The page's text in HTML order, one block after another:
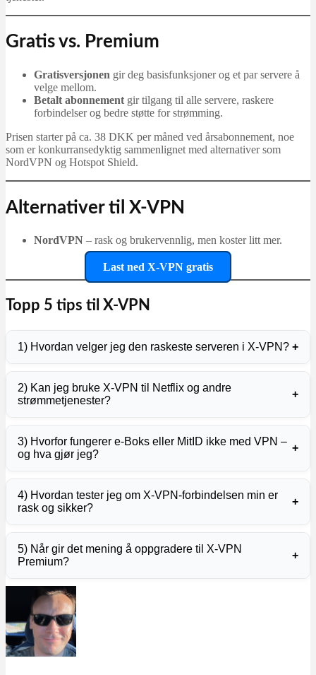
Gratis vs. Premium
Gratisversjonen gir deg basisfunksjoner og et par servere å
velge mellom.
Betalt abonnement gir tilgang til alle servere, raskere
forbindelser og bedre støtte for strømming.
Prisen starter på ca. 38 DKK per måned ved årsabonnement, noe
som er konkurransedyktig sammenlignet med alternativer som
NordVPN og Hotspot Shield.
Alternativer til X-VPN
NordVPN – rask og brukervennlig, men koster litt mer.
Last ned X-VPN gratis
Topp 5 tips til X‑VPN
1) Hvordan velger jeg den raskeste serveren i X‑VPN? +
2) Kan jeg bruke X‑VPN til Netflix og andre
strømmetjenester?
+
3) Hvorfor fungerer e‑Boks eller MitID ikke med VPN –
og hva gjør jeg?
+
4) Hvordan tester jeg om X‑VPN‑forbindelsen min er
rask og sikker?
+
5) Når gir det mening å oppgradere til X‑VPN
Premium?
+